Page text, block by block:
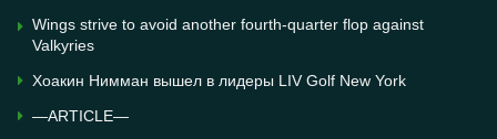
Wings strive to avoid another fourth-quarter flop against
Valkyries
Хоакин Нимман вышел в лидеры LIV Golf New York
—ARTICLE—